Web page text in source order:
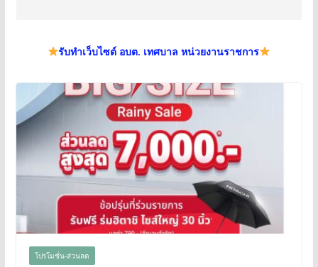
รับทำเว็บไซต์ อบต. เทศบาล หน่วยงานราชการ
โปรโมชั่น-ส่วนลด